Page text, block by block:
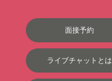
面接予約
ライブチャットとは